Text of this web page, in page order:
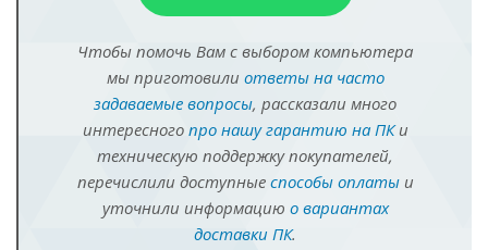
Чтобы помочь Вам с выбором компьютера
мы приготовили ответы на часто
задаваемые вопросы, рассказали много
интересного про нашу гарантию на ПКи
техническую поддержку покупателей,
перечислили доступные способы оплатыи
уточнили информацию о вариантах
доставки ПК.